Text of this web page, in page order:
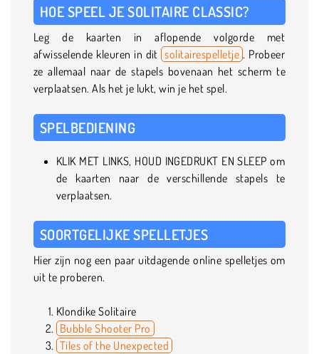
HOE SPEEL JE SOLITAIRE CLASSIC?
Leg de kaarten in aflopende volgorde met
afwisselende kleuren in dit solitairespelletje . Probeer
ze allemaal naar de stapels bovenaan het scherm te
verplaatsen. Als het je lukt, win je het spel.
SPELBEDIENING
KLIK MET LINKS, HOUD INGEDRUKT EN SLEEP om
de kaarten naar de verschillende stapels te
verplaatsen.
SOORTGELIJKE SPELLETJES
Hier zijn nog een paar uitdagende online spelletjes om
uit te proberen.
Klondike Solitaire
Bubble Shooter Pro
Tiles of the Unexpected